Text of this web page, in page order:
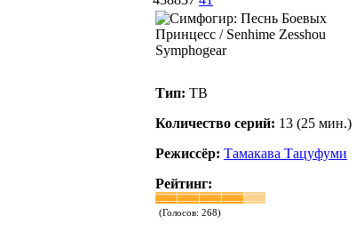
Тип: ТВ
Количество серий: 13 (25 мин.)
Режиссёр: Тамакава Тацуфуми
Рейтинг:
(Голосов: 268)